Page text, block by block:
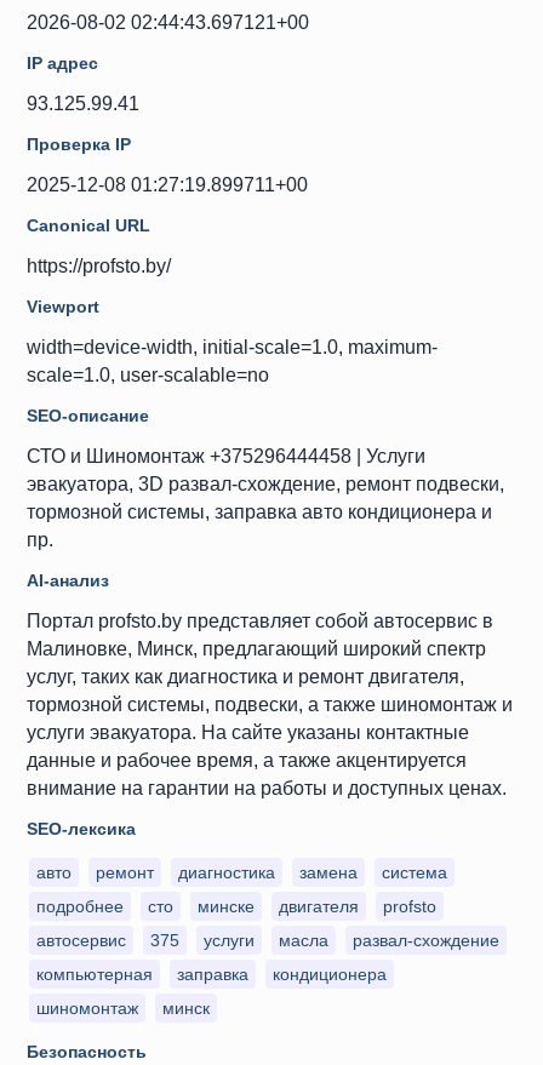
2026-08-02 02:44:43.697121+00
IP адрес
93.125.99.41
Проверка IP
2025-12-08 01:27:19.899711+00
Canonical URL
https://profsto.by/
Viewport
width=device-width, initial-scale=1.0, maximum-
scale=1.0, user-scalable=no
SEO-описание
СТО и Шиномонтаж +375296444458 | Услуги
эвакуатора, 3D развал-схождение, ремонт подвески,
тормозной системы, заправка авто кондиционера и
пр.
AI-анализ
Портал profsto.by представляет собой автосервис в
Малиновке, Минск, предлагающий широкий спектр
услуг, таких как диагностика и ремонт двигателя,
тормозной системы, подвески, а также шиномонтаж и
услуги эвакуатора. На сайте указаны контактные
данные и рабочее время, а также акцентируется
внимание на гарантии на работы и доступных ценах.
SEO-лексика
авто ремонт диагностика замена
система
подробнее
сто минске двигателя
profsto
автосервис
375 услуги масла
развал-схождение
компьютерная
заправка
кондиционера
шиномонтаж
минск
Безопасность